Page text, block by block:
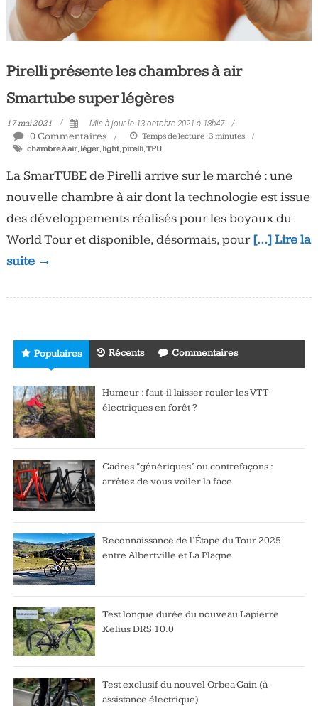
Pirelli présente les chambres à air
Smartube super légères
17 mai 2021 Mis à jour le 13 octobre 2021 à 18h47
0 Commentaires Temps de lecture :3 minutes
chambre à air,léger,light,pirelli,TPU
La SmarTUBE de Pirelli arrive sur le marché : une
nouvelle chambre à air dont la technologie est issue
des développements réalisés pour les boyaux du
World Tour et disponible, désormais, pour[…] Lire la
suite →
Populaires Récents Commentaires
Humeur : faut-il laisser rouler les VTT
électriques en forêt ?
Cadres “génériques” ou contrefaçons :
arrêtez de vous voiler la face
Reconnaissance de l’Étape du Tour 2025
entre Albertville et La Plagne
Test longue durée du nouveau Lapierre
Xelius DRS 10.0
Test exclusif du nouvel Orbea Gain (à
assistance électrique)